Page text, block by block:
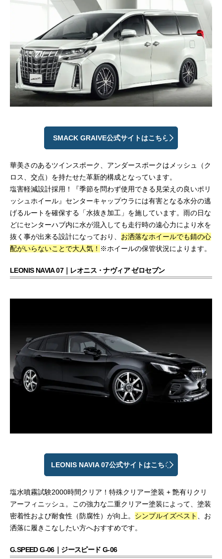
SMACK GRAIVE公式サイトはこちら
華美さのあるツインスポーク、アンダースポークはメッシュ（ク
ロス、交点）を持たせた革新的構成となっています。
塩害軽減設計採用！『季節を問わず使用できる見栄えの良いポリ
ッシュホイール』センターキャップウラには有害となる水分の逃
げるルートを確保する「水抜き加工」を施しています。雨の日な
どにセンターハブ内に水が混入しても走行時の遠心力により水を
抜く事が出来る設計になっており、 お洒落なホイールでも錆の心
配がいらないことで大人気！ ※ホイールの保管状況によります。
LEONIS NAVIA 07｜レオニス・ナヴィア ゼロセブン
LEONIS NAVIA 07公式サイトはこちら
塩水噴霧試験2000時間クリア！特殊クリアー塗装 + 艶有りクリ
アーフィニッシュ。この強力な二重クリアー塗装によって、塗装
密着性および耐食性（防腐性）が向上。 シンプルイズベスト 、お
洒落に履きこなしたい方へおすすめです。
G.SPEED G-06｜ジースピード G-06